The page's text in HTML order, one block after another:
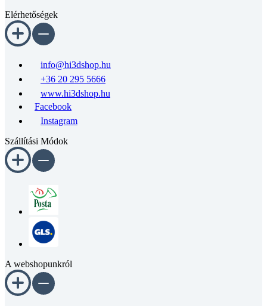
Elérhetőségek
info@hi3dshop.hu
+36 20 295 5666
www.hi3dshop.hu
Facebook
Instagram
Szállítási Módok
A webshopunkról